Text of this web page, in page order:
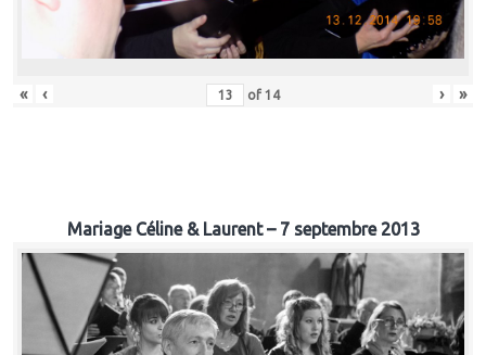
« ‹ of 14 › »
Mariage Céline & Laurent – 7 septembre 2013